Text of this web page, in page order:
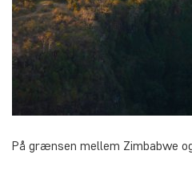
På grænsen mellem Zimbabwe